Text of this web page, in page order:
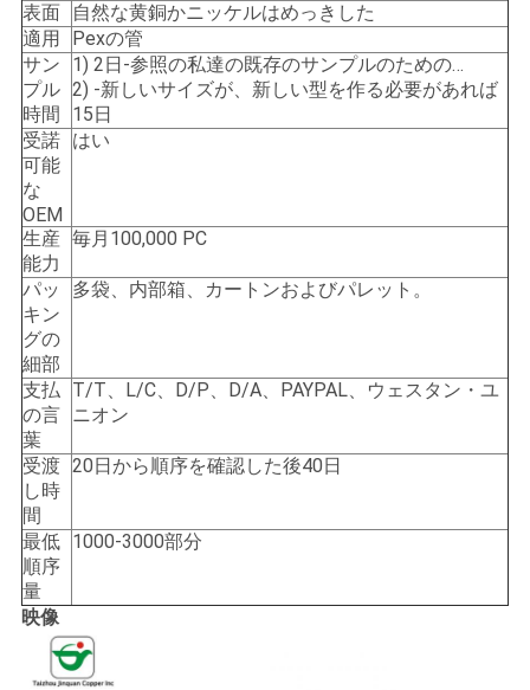
用
を
要
求
し
な
さ
い
地
図
PRIVACY
POLICY
表面
自然な黄銅かニッケルはめっきした
適用
Pexの管
サン
プル
時間
1) 2日-参照の私達の既存のサンプルのための…
2) -新しいサイズが、新しい型を作る必要があれば
15日
受諾
可能
な
OEM
はい
生産
能力
毎月100,000 PC
パッ
キン
グの
細部
多袋、内部箱、カートンおよびパレット。
支払
の言
葉
T/T、L/C、D/P、D/A、PAYPAL、ウェスタン・ユ
ニオン
受渡
し時
間
20日から順序を確認した後40日
最低
順序
量
1000-3000部分
映像